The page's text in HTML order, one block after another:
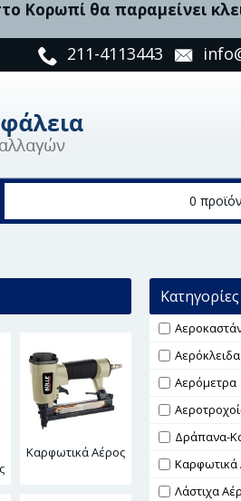
Κορωπί θα παραμείνει
211-4113443
0
Κατηγορίες
Αερόκλειδα
Αερόμετρα
Δράπανα-
Καρφωτικά
Λάστιχα
Καρφωτικά Αέρος